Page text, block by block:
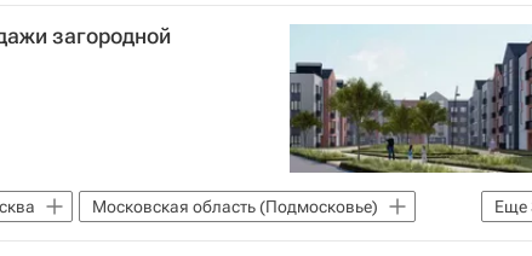
загородной
Еще
Московская область (Подмосковье)
ФСК (девелопер)